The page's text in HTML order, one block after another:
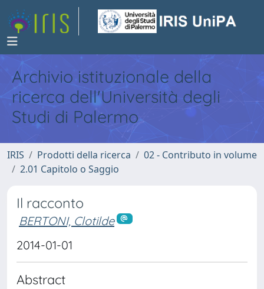
Archivio istituzionale della
ricerca dell'Università degli
Studi di Palermo
IRIS Prodotti della ricerca
02 - Contributo in volume
2.01 Capitolo o Saggio
Il racconto
BERTONI, Clotilde
2014-01-01
Abstract